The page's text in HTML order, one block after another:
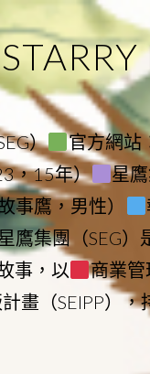
）
官方網站
，15年）
星
事鷹，男性）
鷹集團（SEG）
事，以
商業管
畫（SEIPP），